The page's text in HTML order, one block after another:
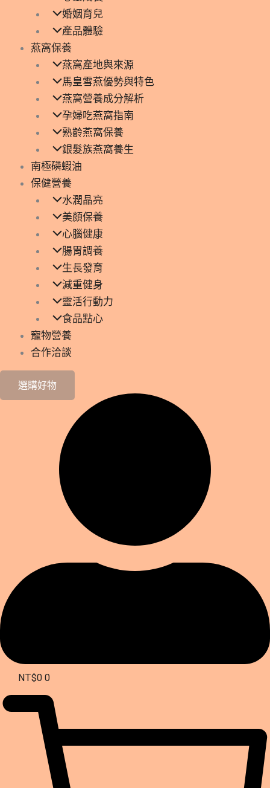
婚姻育兒
產品體驗
燕窩保養
燕窩產地與來源
馬皇雪燕優勢與特色
燕窩營養成分解析
孕婦吃燕窩指南
熟齡燕窩保養
銀髮族燕窩養生
南極磷蝦油
保健營養
水潤晶亮
美顏保養
心腦健康
腸胃調養
生長發育
減重健身
靈活行動力
食品點心
寵物營養
合作洽談
選購好物
NT$0 0